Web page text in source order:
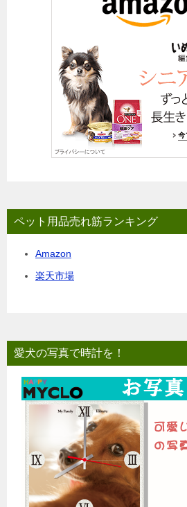
ペット用品売れ筋ランキング
Amazon
楽天市場
愛犬の写真で時計を！